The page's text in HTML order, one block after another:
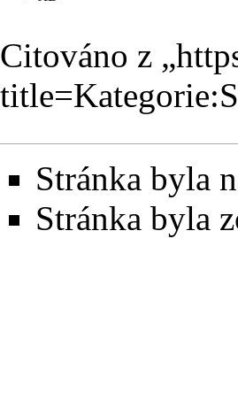
Citováno z „
Stránka byla
Stránka byla